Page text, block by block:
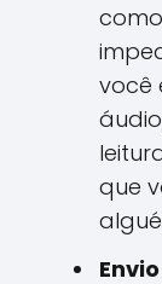
você
que